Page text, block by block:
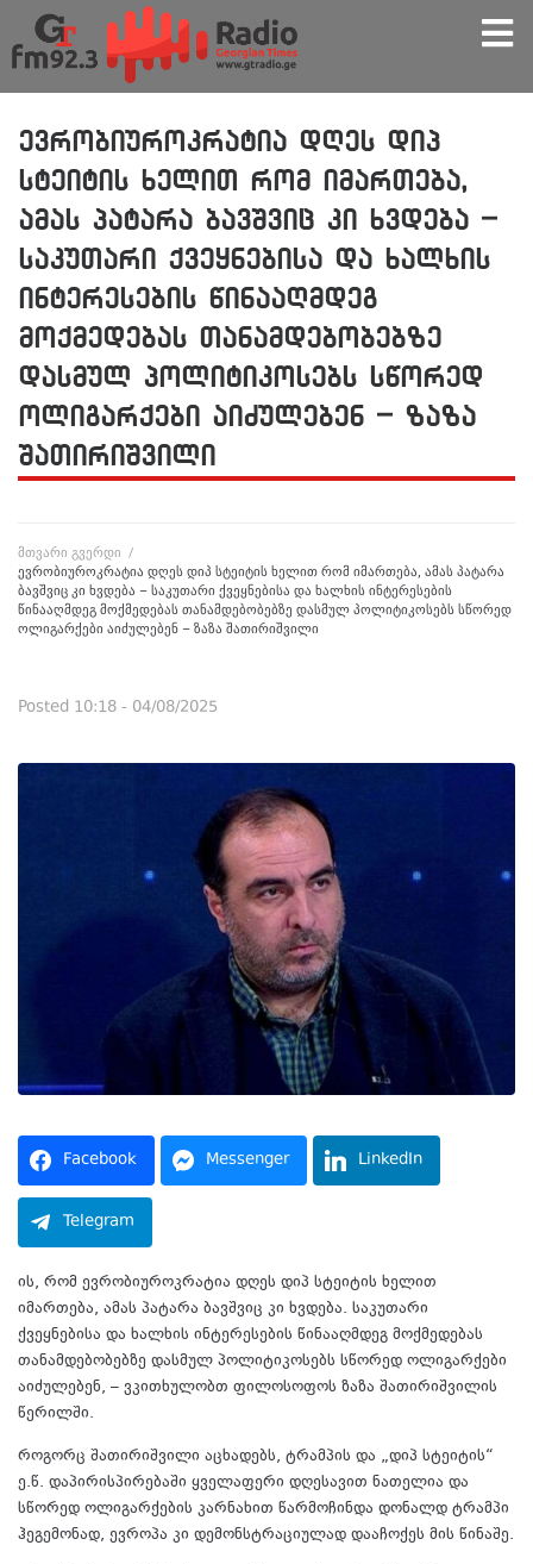
ევრობიუროკრატია დღეს დიპ
სტეიტის ხელით რომ იმართება,
ამას პატარა ბავშვიც კი ხვდება –
საკუთარი ქვეყნებისა და ხალხის
ინტერესების წინააღმდეგ
მოქმედებას თანამდებობებზე
დასმულ პოლიტიკოსებს სწორედ
ოლიგარქები აიძულებენ – ზაზა
შათირიშვილი
მთვარი გვერდი /
ევრობიუროკრატია დღეს დიპ სტეიტის ხელით რომ იმართება, ამას პატარა
ბავშვიც კი ხვდება – საკუთარი ქვეყნებისა და ხალხის ინტერესების
წინააღმდეგ მოქმედებას თანამდებობებზე დასმულ პოლიტიკოსებს სწორედ
ოლიგარქები აიძულებენ – ზაზა შათირიშვილი
Posted 10:18 - 04/08/2025
Facebook Messenger LinkedIn
Telegram
ის, რომ ევრობიუროკრატია დღეს დიპ სტეიტის ხელით
იმართება, ამას პატარა ბავშვიც კი ხვდება. საკუთარი
ქვეყნებისა და ხალხის ინტერესების წინააღმდეგ მოქმედებას
თანამდებობებზე დასმულ პოლიტიკოსებს სწორედ ოლიგარქები
აიძულებენ, – ვკითხულობთ ფილოსოფოს ზაზა შათირიშვილის
წერილში.
როგორც შათირიშვილი აცხადებს, ტრამპის და „დიპ სტეიტის“
ე.წ. დაპირისპირებაში ყველაფერი დღესავით ნათელია და
სწორედ ოლიგარქების კარნახით წარმოჩინდა დონალდ ტრამპი
ჰეგემონად, ევროპა კი დემონსტრაციულად დააჩოქეს მის წინაშე.